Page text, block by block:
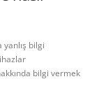
bilgi
bilgi vermek